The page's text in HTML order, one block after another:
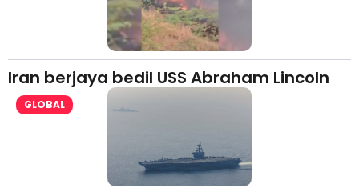
Iran berjaya bedil USS Abraham Lincoln
GLOBAL